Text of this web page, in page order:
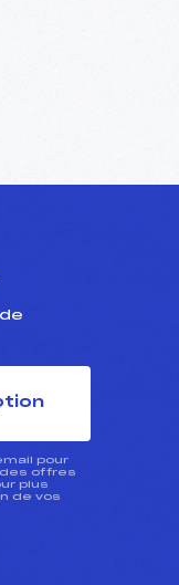
pour
des offres
plus
de vos